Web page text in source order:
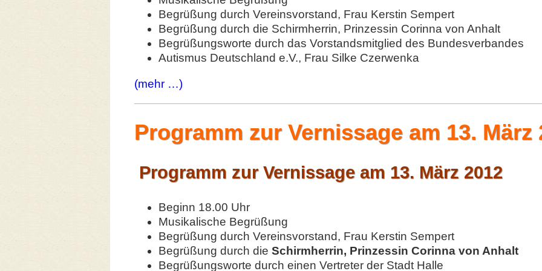
Begrüßung durch Vereinsvorstand, Frau Kerstin Sempert
Begrüßung durch die Schirmherrin, Prinzessin Corinna von Anhalt
Begrüßungsworte durch das Vorstandsmitglied des Bundesverbandes
Autismus Deutschland e.V., Frau Silke Czerwenka
(mehr …)
Programm zur Vernissage am 13. März
Programm zur Vernissage am 13. März 2012
Beginn 18.00 Uhr
Musikalische Begrüßung
Begrüßung durch Vereinsvorstand, Frau Kerstin Sempert
Begrüßung durch die Schirmherrin, Prinzessin Corinna von Anhalt
Begrüßungsworte durch einen Vertreter der Stadt Halle